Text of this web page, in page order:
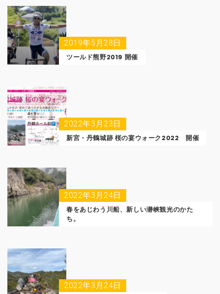
2019年5月28日
ツールド熊野2019 開催
2022年3月23日
新宮・丹鶴城跡 桜の宴ウォーク2022 開催
2022年3月24日
春をあじわう川船、新しい瀞峡観光のかた
ち。
2022年3月24日